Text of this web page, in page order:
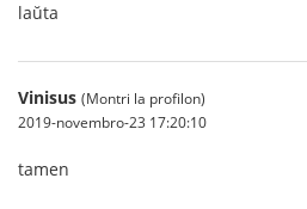
laŭta
Vinisus (Montri la profilon)
2019-novembro-23 17:20:10
tamen